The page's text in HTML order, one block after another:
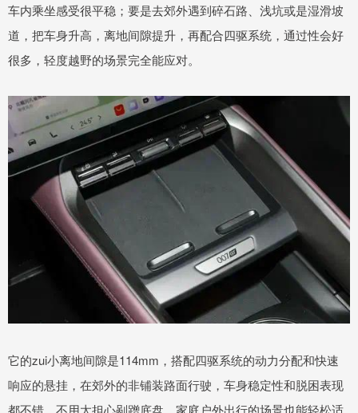
车内乘坐感受很平稳；要是去郊外遇到碎石路、浅坑或是湿滑坡
道，把车身升高，离地间隙提升，再配合四驱系统，通过性会好
很多，轻度越野的场景完全能应对。
它的zui小离地间隙是114mm，搭配四驱系统的动力分配和快速
响应的悬挂，在郊外的非铺装路面行驶，车身稳定性和脱困表现
都不错，不用太担心剐蹭底盘，家庭户外出行的场景也能轻松适